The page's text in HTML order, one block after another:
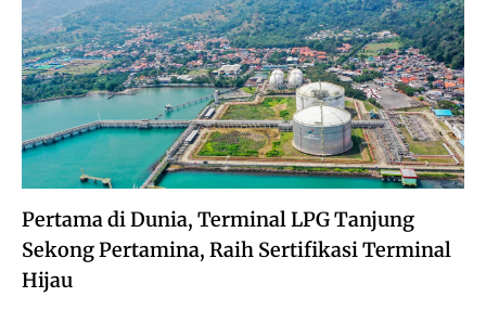
Pertama di Dunia, Terminal LPG Tanjung
Sekong Pertamina, Raih Sertifikasi Terminal
Hijau